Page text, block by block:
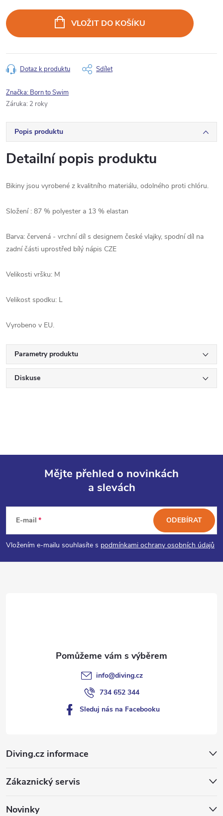
cena:
VLOŽIT DO KOŠÍKU
Dotaz k produktu Sdílet
Značka: Born to Swim
Záruka: 2 roky
Popis produktu
Detailní popis produktu
Bikiny jsou vyrobené z kvalitního materiálu, odolného proti chlóru.
Složení : 87 % polyester a 13 % elastan
Barva: červená - vrchní díl s designem české vlajky, spodní díl na
zadní části uprostřed bílý nápis CZE
Velikosti vršku: M
Velikost spodku: L
Vyrobeno v EU.
Parametry produktu
Diskuse
p
a
Mějte přehled o novinkách
a slevách
E-mail
Vložením e-mailu souhlasíte s podmínkami ochrany osobních údajů
ODEBÍRAT
Diving.cz informace
Zákaznický servis
Novinky
info@diving.cz
734 652 344
Sleduj nás na Facebooku